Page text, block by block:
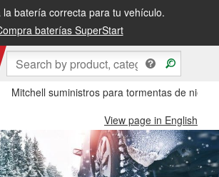
la batería correcta para tu vehículo.
baterías SuperStart
Mitchell suministros para tormentas de nieve
View page in English